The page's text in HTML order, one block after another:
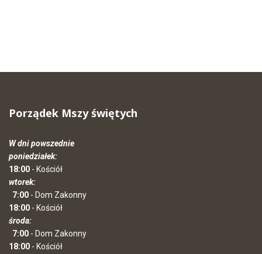
Porządek Mszy świętych
W dni powszednie
poniedziałek:
18:00 - Kościół
wtorek:
7:00 - Dom Zakonny
18:00 - Kościół
środa:
7:00 - Dom Zakonny
18:00 - Kościół